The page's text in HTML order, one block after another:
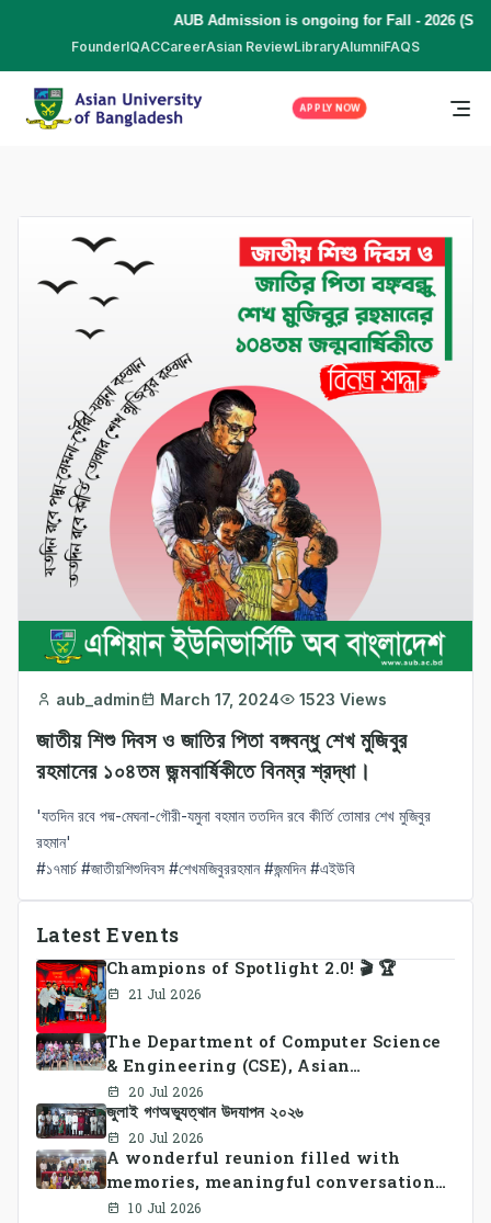
AUB Admission is ongoing for Fall - 2026
FounderIQACCareerAsian ReviewLibraryAlumniFAQS
APPLY NOW
aub_admin March 17, 2024 1523 Views
জাতীয় শিশু দিবস ও জাতির পিতা বঙ্গবন্ধু শেখ মুজিবুর
রহমানের ১০৪তম জন্মবার্ষিকীতে বিনম্র শ্রদ্ধা।
'যতদিন রবে পদ্ম-মেঘনা-গৌরী-যমুনা বহমান ততদিন রবে কীর্তি তোমার শেখ মুজিবুর
রহমান'
#১৭মার্চ #জাতীয়শিশুদিবস #শেখমজিবুররহমান #জন্মদিন #এইউবি
Latest Events
Champions of Spotlight 2.0! 🎬 🏆
21 Jul 2026
The Department of Computer Science
& Engineering (CSE), Asian
University of Bangladesh
successfully organized CSE Summer
Sports Day 2026, bringing together
students and faculty members in a
vibrant celebration of sportsmanship,
teamwork, and unity.
20 Jul 2026
জুলাই গণঅভ্যুত্থান উদযাপন ২০২৬
20 Jul 2026
A wonderful reunion filled with
memories, meaningful conversations,
and lasting connections.
10 Jul 2026